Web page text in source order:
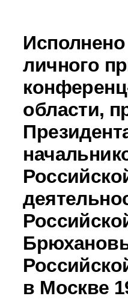
личного
области,
в Москве